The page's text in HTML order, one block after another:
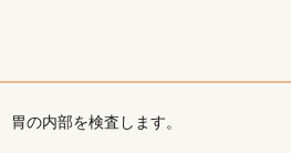
の内部を検査します。